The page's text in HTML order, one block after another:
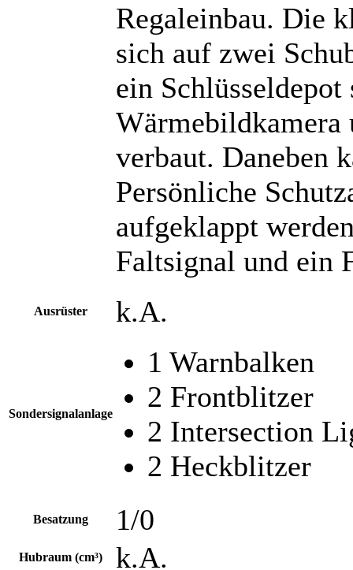
Regaleinbau. Die
sich auf zwei
ein
Wärmebildkamera
verbaut. Daneben
Persönliche
aufgeklappt
Faltsignal und ein
Ausrüster k.A.
Sondersignalanlage
1 Warnbalken
2 Frontblitzer
2 Intersection
2 Heckblitzer
Besatzung 1/0
Hubraum (cm³) k.A.